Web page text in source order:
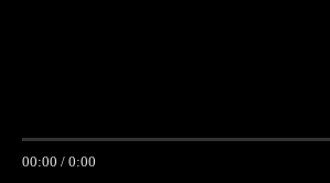
00:00 / 0:00